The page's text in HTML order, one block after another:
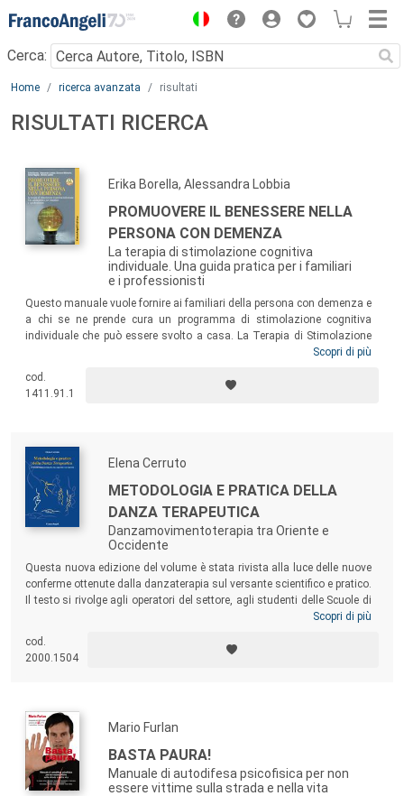
Menu
Cerca:
Main content
Home ricerca avanzata risultati
RISULTATI RICERCA
Erika Borella, Alessandra Lobbia
PROMUOVERE IL BENESSERE NELLA
PERSONA CON DEMENZA
La terapia di stimolazione cognitiva
individuale. Una guida pratica per i familiari
e i professionisti
Questo manuale vuole fornire ai familiari della persona con demenza e
a chi se ne prende cura un programma di stimolazione cognitiva
individuale che può essere svolto a casa. La Terapia di Stimolazione
Cognitiva individuale (iCST) favorisce la relazione tra il caregiver e la
benessere del caregiver stesso. Ad oggi è l’unico trattamento con basi
scientifiche ed evidenze di efficacia che promuove la qualità di vita
Scopri di più
cod.
1411.91.1
Elena Cerruto
METODOLOGIA E PRATICA DELLA
DANZA TERAPEUTICA
Danzamovimentoterapia tra Oriente e
Occidente
Questa nuova edizione del volume è stata rivista alla luce delle nuove
conferme ottenute dalla danzaterapia sul versante scientifico e pratico.
Il testo si rivolge agli operatori del settore, agli studenti delle Scuole di
formazione in Danzamovimentoterapia, ma anche a chi si accosta per
storiche e teoriche, le radici metodologiche e gli sviluppi particolari che
l’autrice ha elaborato.
Scopri di più
cod.
2000.1504
Mario Furlan
BASTA PAURA!
Manuale di autodifesa psicofisica per non
essere vittime sulla strada e nella vita